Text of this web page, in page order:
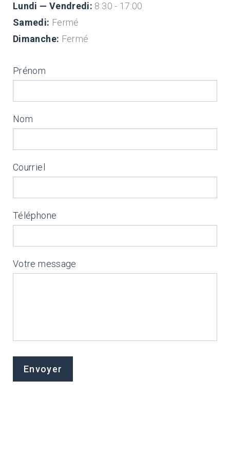
Lundi — Vendredi: 8:30 - 17:00
Samedi: Fermé
Dimanche: Fermé
Prénom
Nom
Courriel
Téléphone
Votre message